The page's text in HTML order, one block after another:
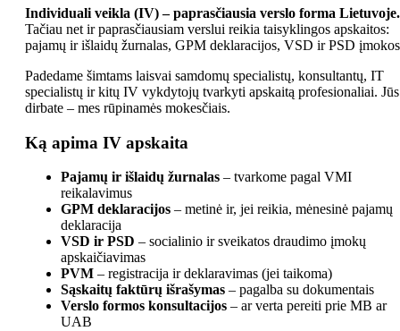
Individuali veikla (IV) – paprasčiausia verslo forma Lietuvoje.
Tačiau net ir paprasčiausiam verslui reikia taisyklingos apskaitos:
pajamų ir išlaidų žurnalas, GPM deklaracijos, VSD ir PSD
Padedame šimtams laisvai samdomų specialistų, konsultantų, IT
specialistų ir kitų IV vykdytojų tvarkyti apskaitą profesionaliai. Jūs
dirbate – mes rūpinamės mokesčiais.
Ką apima IV apskaita
Pajamų ir išlaidų žurnalas – tvarkome pagal VMI
reikalavimus
GPM deklaracijos – metinė ir, jei reikia, mėnesinė pajamų
deklaracija
VSD ir PSD – socialinio ir sveikatos draudimo įmokų
apskaičiavimas
PVM – registracija ir deklaravimas (jei taikoma)
Sąskaitų faktūrų išrašymas – pagalba su dokumentais
Verslo formos konsultacijos – ar verta pereiti prie MB ar
UAB